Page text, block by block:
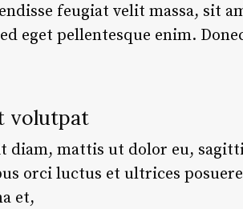
feugiat velit massa, sit
eget pellentesque enim.
volutpat
diam, mattis ut dolor eu,
orci luctus et ultrices
et,